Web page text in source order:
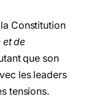
Constitution
de
que son
les leaders
tensions.